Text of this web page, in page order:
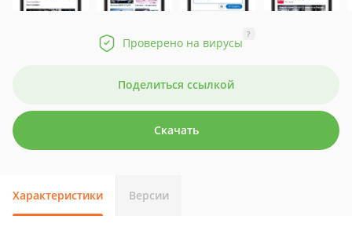
Проверено на вирусы
?
Поделиться ссылкой
Скачать
Характеристики Версии